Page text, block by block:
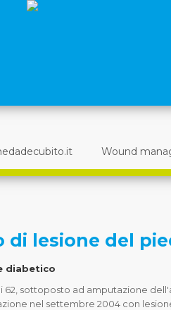
Wound
di lesione del
diabetico
62, sottoposto ad amputazione
nel settembre 2004 con